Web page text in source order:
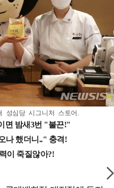
성심당 시그니처 스토어.